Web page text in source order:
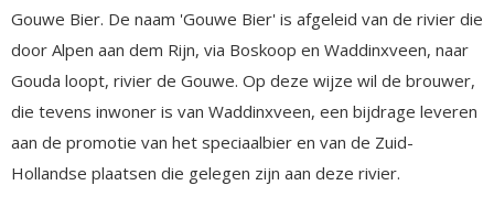
Gouwe Bier. De naam 'Gouwe Bier' is afgeleid van de rivier die
door Alpen aan dem Rijn, via Boskoop en Waddinxveen, naar
Gouda loopt, rivier de Gouwe. Op deze wijze wil de brouwer,
die tevens inwoner is van Waddinxveen, een bijdrage leveren
aan de promotie van het speciaalbier en van de Zuid-
Hollandse plaatsen die gelegen zijn aan deze rivier.